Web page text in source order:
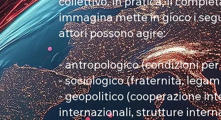
immagina mette in gioco i
attori possono agire:
- antropologico (condizioni
- sociologico (fraternità,
- geopolitico (cooperazione
internazionali, strutture